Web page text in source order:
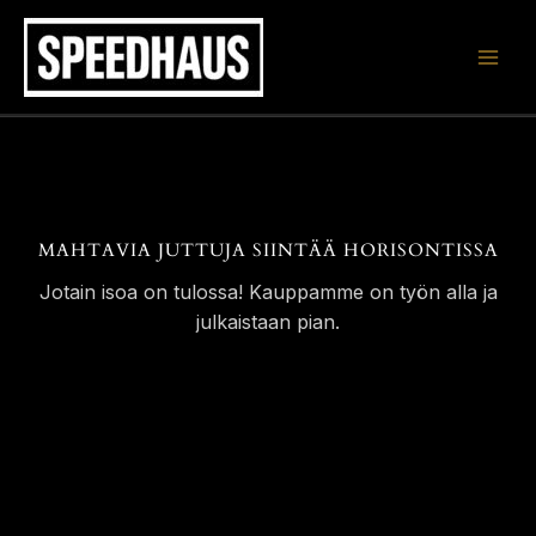
Siirry
sisältöön
MAHTAVIA JUTTUJA SIINTÄÄ HORISONTISSA
Jotain isoa on tulossa! Kauppamme on työn alla ja
julkaistaan pian.